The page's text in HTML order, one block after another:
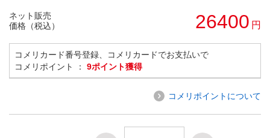
ネット販売
価格（税込）
26400 円
コメリカード番号登録、コメリカードでお支払いで
コメリポイント ： 9ポイント獲得
コメリポイントについて